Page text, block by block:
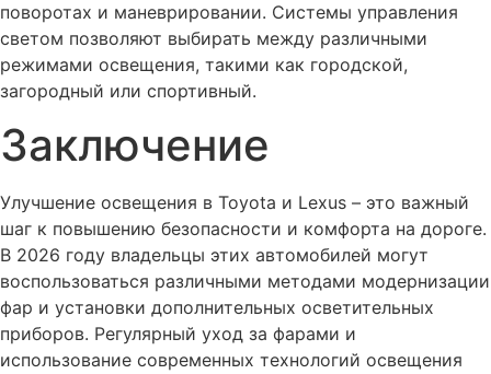
поворотах и маневрировании. Системы управления
светом позволяют выбирать между различными
режимами освещения, такими как городской,
загородный или спортивный.
Заключение
Улучшение освещения в Toyota и Lexus – это важный
шаг к повышению безопасности и комфорта на дороге.
В 2026 году владельцы этих автомобилей могут
воспользоваться различными методами модернизации
фар и установки дополнительных осветительных
приборов. Регулярный уход за фарами и
использование современных технологий освещения